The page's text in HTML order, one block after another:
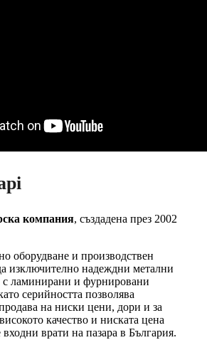
компания, създадена през 2002
оборудване и производствен
изключително надеждни метални
с ламинирани и фурнировани
серийността позволява
на ниски цени, дори и за
качество и ниската цена
врати на пазара в България.